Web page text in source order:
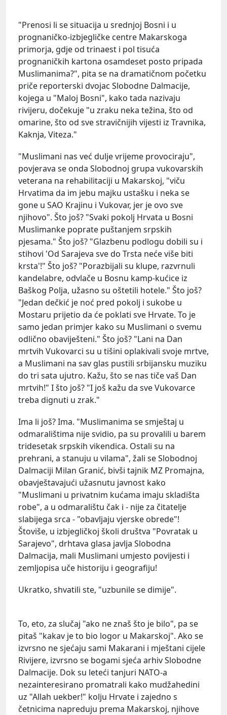
"Prenosi li se situacija u srednjoj Bosni i u
prognaničko-izbjegličke centre Makarskoga
primorja, gdje od trinaest i pol tisuća
prognaničkih kartona osamdeset posto pripada
Muslimanima?", pita se na dramatičnom početku
priče reporterski dvojac Slobodne Dalmacije,
kojega u "Maloj Bosni", kako tada nazivaju
rivijeru, dočekuje "u zraku neka težina, što od
omarine, što od sve stravičnijih vijesti iz Travnika,
Kaknja, Viteza."
"Muslimani nas već dulje vrijeme provociraju",
povjerava se onda Slobodnoj grupa vukovarskih
veterana na rehabilitaciji u Makarskoj, "viču
Hrvatima da im jebu majku ustašku i neka se
gone u SAO Krajinu i Vukovar, jer je ovo sve
njihovo". Što još? "Svaki pokolj Hrvata u Bosni
Muslimanke poprate puštanjem srpskih
pjesama." Što još? "Glazbenu podlogu dobili su i
stihovi 'Od Sarajeva sve do Trsta neće više biti
krsta'!" Što još? "Porazbijali su klupe, razvrnuli
kandelabre, odvlače u Bosnu kamp-kućice iz
Baškog Polja, užasno su oštetili hotele." Što još?
"Jedan dečkić je noć pred pokolj i sukobe u
Mostaru prijetio da će poklati sve Hrvate. To je
samo jedan primjer kako su Muslimani o svemu
odlično obaviješteni." Što još? "Lani na Dan
mrtvih Vukovarci su u tišini oplakivali svoje mrtve,
a Muslimani na sav glas pustili srbijansku muziku
do tri sata ujutro. Kažu, što se nas tiče vaš Dan
mrtvih!" I što još? "I još kažu da sve Vukovarce
treba dignuti u zrak."
Ima li još? Ima. "Muslimanima se smještaj u
odmaralištima nije svidio, pa su provalili u barem
tridesetak srpskih vikendica. Ostali su na
prehrani, a stanuju u vilama", žali se Slobodnoj
Dalmaciji Milan Granić, bivši tajnik MZ Promajna,
obavještavajući užasnutu javnost kako
"Muslimani u privatnim kućama imaju skladišta
robe", a u odmaralištu čak i - nije za čitatelje
slabijega srca - "obavljaju vjerske obrede"!
Štoviše, u izbjegličkoj školi društva "Povratak u
Sarajevo", drhtava glasa javlja Slobodna
Dalmacija, mali Muslimani umjesto povijesti i
zemljopisa uče historiju i geografiju!
Ukratko, shvatili ste, "uzbunile se dimije".
To, eto, za slučaj "ako ne znaš što je bilo", pa se
pitaš "kakav je to bio logor u Makarskoj". Ako se
izvrsno ne sjećaju sami Makarani i mještani cijele
Rivijere, izvrsno se bogami sjeća arhiv Slobodne
Dalmacije. Dok su leteći tanjuri NATO-a
nezainteresirano promatrali kako mudžahedini
uz "Allah uekber!" kolju Hrvate i zajedno s
četnicima napreduju prema Makarskoj, njihove